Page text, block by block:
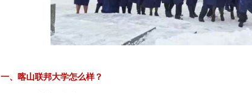
一、喀山联邦大学怎么样？